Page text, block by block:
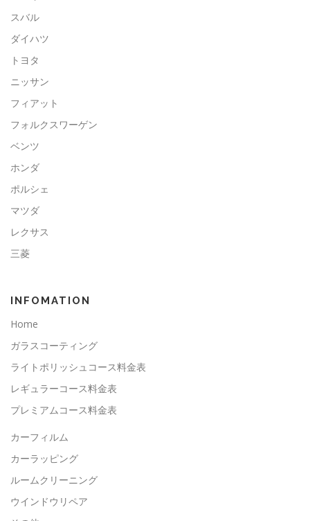
スバル
ダイハツ
トヨタ
ニッサン
フィアット
フォルクスワーゲン
ベンツ
ホンダ
ポルシェ
マツダ
レクサス
三菱
INFOMATION
Home
ガラスコーティング
ライトポリッシュコース料金表
レギュラーコース料金表
プレミアムコース料金表
カーフィルム
カーラッピング
ルームクリーニング
ウインドウリペア